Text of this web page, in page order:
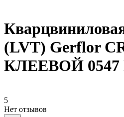
(LVT) Gerflor
КЛЕЕВОЙ 0547
5
Нет отзывов